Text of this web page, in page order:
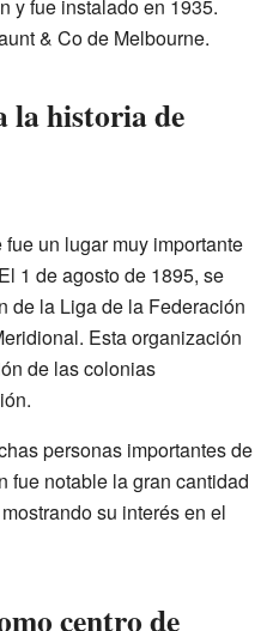
y fue instalado en 1935.
& Co de Melbourne.
la historia de
un lugar muy importante
1 de agosto de 1895, se
de la Liga de la Federación
Esta organización
de las colonias
personas importantes de
fue notable la gran cantidad
su interés en el
centro de